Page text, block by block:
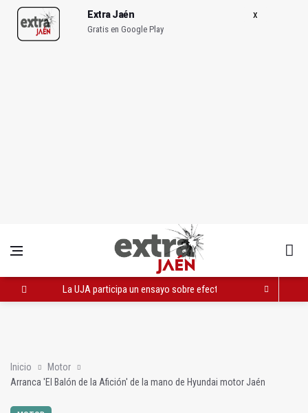
Extra Jaén
Gratis en Google Play
La UJA participa un ensayo sobre efectos del consumo de
Inicio
Motor
Arranca 'El Balón de la Afición' de la mano de Hyundai motor Jaén